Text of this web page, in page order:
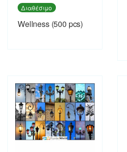
Διαθέσιμο
Wellness (500 pcs)